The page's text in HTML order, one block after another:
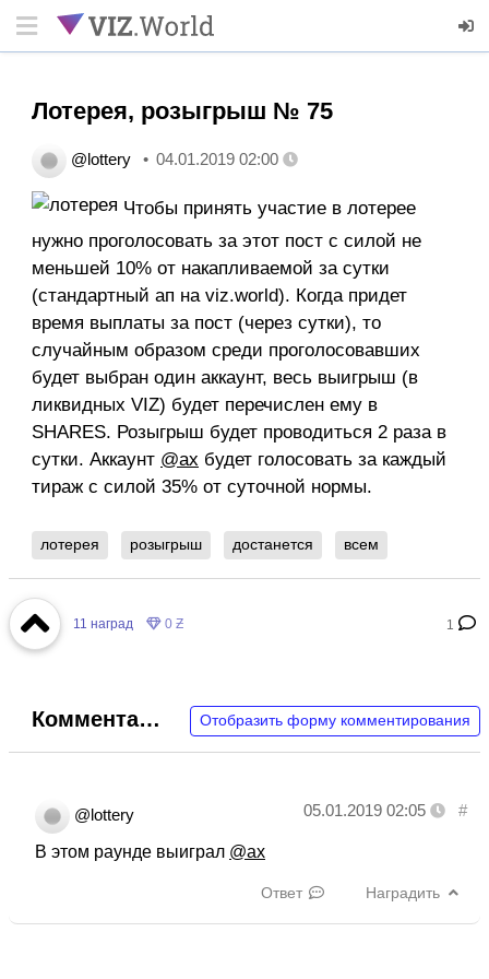
Лотерея, розыгрыш № 75
@lottery 04.01.2019 02:00
Чтобы принять участие в лотерее
нужно проголосовать за этот пост с силой не
меньшей 10% от накапливаемой за сутки
(стандартный ап на viz.world). Когда придет
время выплаты за пост (через сутки), то
случайным образом среди проголосовавших
будет выбран один аккаунт, весь выигрыш (в
ликвидных VIZ) будет перечислен ему в
SHARES. Розыгрыш будет проводиться 2 раза в
сутки. Аккаунт @ax будет голосовать за каждый
тираж с силой 35% от суточной нормы.
лотерея розыгрыш достанется всем
1
11 наград 0 Ƶ
Отобразить форму комментирования
Комментарии
@lottery #
05.01.2019 02:05
В этом раунде выиграл @ax
Ответ Наградить